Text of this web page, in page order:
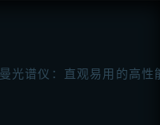
光谱仪：直观易用的高性